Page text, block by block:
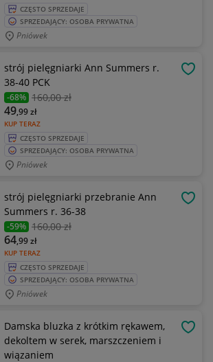
CZĘSTO SPRZEDAJE
SPRZEDAJĄCY: OSOBA PRYWATNA
Pniówek
strój pielęgniarki Ann Summers r.
38-40 PCK
-68% 160,00 zł
KUP TERAZ
49,99zł
CZĘSTO SPRZEDAJE
SPRZEDAJĄCY: OSOBA PRYWATNA
Pniówek
strój pielęgniarki przebranie Ann
Summers r. 36-38
-59% 160,00 zł
KUP TERAZ
64,99zł
CZĘSTO SPRZEDAJE
SPRZEDAJĄCY: OSOBA PRYWATNA
Pniówek
Damska bluzka z krótkim rękawem,
dekoltem w serek, marszczeniem i
wiązaniem